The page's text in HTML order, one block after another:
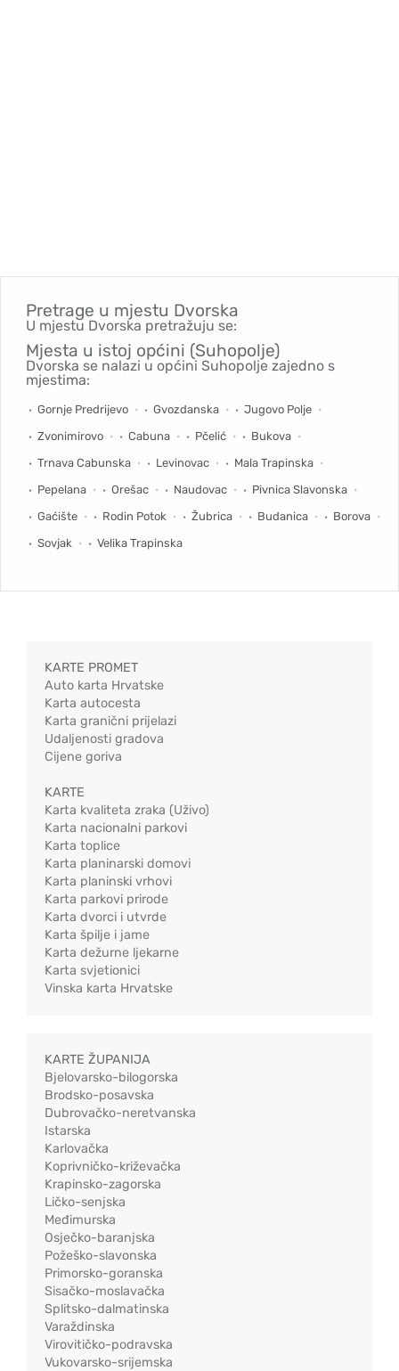
Pretrage u mjestu Dvorska
U mjestu Dvorska pretražuju se:
Mjesta u istoj općini (Suhopolje)
Dvorska se nalazi u općini Suhopolje zajedno s
mjestima:
Gornje Predrijevo Gvozdanska
Jugovo Polje
Zvonimirovo
Cabuna Pčelić
Bukova
Trnava Cabunska
Levinovac
Mala Trapinska
Pepelana
Orešac Naudovac
Pivnica Slavonska
Gaćište
Rodin Potok Žubrica Budanica
Borova
Sovjak
Velika Trapinska
KARTE PROMET
Auto karta Hrvatske
Karta autocesta
Karta granični prijelazi
Udaljenosti gradova
Cijene goriva
KARTE
Karta kvaliteta zraka (Uživo)
Karta nacionalni parkovi
Karta toplice
Karta planinarski domovi
Karta planinski vrhovi
Karta parkovi prirode
Karta dvorci i utvrde
Karta špilje i jame
Karta dežurne ljekarne
Karta svjetionici
Vinska karta Hrvatske
KARTE ŽUPANIJA
Bjelovarsko-bilogorska
Brodsko-posavska
Dubrovačko-neretvanska
Istarska
Karlovačka
Koprivničko-križevačka
Krapinsko-zagorska
Ličko-senjska
Međimurska
Osječko-baranjska
Požeško-slavonska
Primorsko-goranska
Sisačko-moslavačka
Splitsko-dalmatinska
Varaždinska
Virovitičko-podravska
Vukovarsko-srijemska